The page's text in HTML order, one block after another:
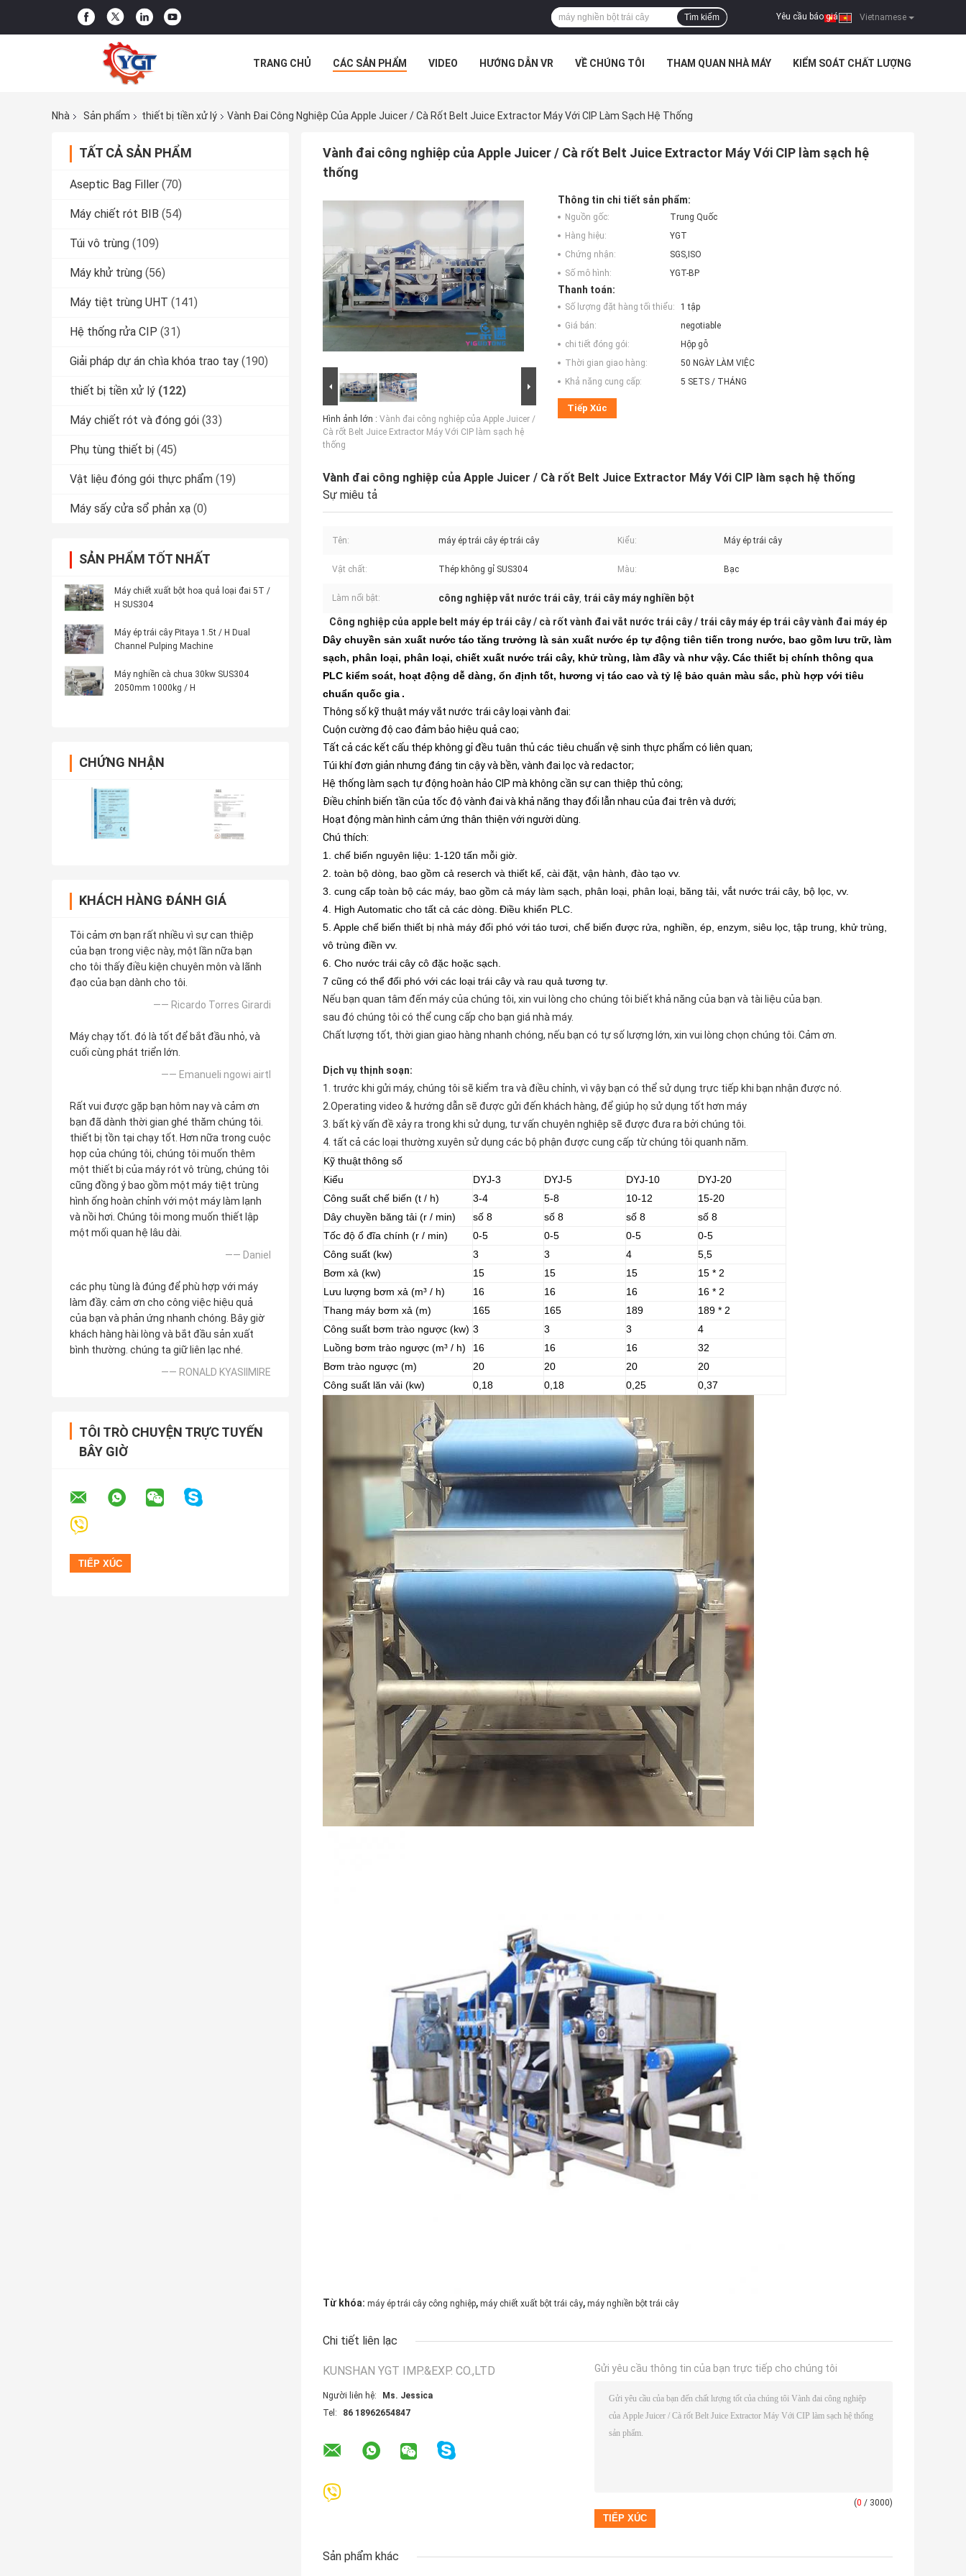
Vietnamese
Yêu cầu báo giá |
Tìm kiếm
TRANG CHỦ CÁC SẢN PHẨM VIDEO HƯỚNG DẪN VR VỀ CHÚNG TÔI THAM QUAN NHÀ MÁY KIỂM SOÁT CHẤT LƯỢNG
Nhà
Sản phẩm thiết bị tiền xử lý Vành Đai Công Nghiệp Của Apple Juicer / Cà Rốt Belt Juice Extractor Máy Với CIP Làm Sạch Hệ Thống
TẤT CẢ SẢN PHẨM
Aseptic Bag Filler (70)
Máy chiết rót BIB (54)
Túi vô trùng (109)
Máy khử trùng (56)
Máy tiệt trùng UHT (141)
Hệ thống rửa CIP (31)
Giải pháp dự án chìa khóa trao tay (190)
thiết bị tiền xử lý (122)
Máy chiết rót và đóng gói (33)
Phụ tùng thiết bị (45)
Vật liệu đóng gói thực phẩm (19)
Máy sấy cửa sổ phản xạ (0)
SẢN PHẨM TỐT NHẤT
Máy chiết xuất bột hoa quả loại đai 5T /
H SUS304
Máy ép trái cây Pitaya 1.5t / H Dual
Channel Pulping Machine
Máy nghiền cà chua 30kw SUS304
2050mm 1000kg / H
CHỨNG NHẬN
KHÁCH HÀNG ĐÁNH GIÁ
Tôi cảm ơn bạn rất nhiều vì sự can thiệp
của bạn trong việc này, một lần nữa bạn
cho tôi thấy điều kiện chuyên môn và lãnh
đạo của bạn dành cho tôi.
—— Ricardo Torres Girardi
Máy chạy tốt. đó là tốt để bắt đầu nhỏ, và
cuối cùng phát triển lớn.
—— Emanueli ngowi airtl
Rất vui được gặp bạn hôm nay và cảm ơn
bạn đã dành thời gian ghé thăm chúng tôi.
thiết bị tồn tại chạy tốt. Hơn nữa trong cuộc
họp của chúng tôi, chúng tôi muốn thêm
một thiết bị của máy rót vô trùng, chúng tôi
cũng đồng ý bao gồm một máy tiệt trùng
hình ống hoàn chỉnh với một máy làm lạnh
và nồi hơi. Chúng tôi mong muốn thiết lập
một mối quan hệ lâu dài.
—— Daniel
các phụ tùng là đúng để phù hợp với máy
làm đầy. cảm ơn cho công việc hiệu quả
của bạn và phản ứng nhanh chóng. Bây giờ
khách hàng hài lòng và bắt đầu sản xuất
bình thường. chúng ta giữ liên lạc nhé.
—— RONALD KYASIIMIRE
TÔI TRÒ CHUYỆN TRỰC TUYẾN
BÂY GIỜ
Vành đai công nghiệp của Apple Juicer / Cà rốt Belt Juice Extractor Máy Với CIP làm sạch hệ
thống
Hình ảnh lớn : Vành đai công nghiệp của Apple Juicer /
Cà rốt Belt Juice Extractor Máy Với CIP làm sạch hệ
thống
Thông tin chi tiết sản phẩm:
Nguồn gốc:
Trung Quốc
Hàng hiệu:
YGT
Chứng nhận:
SGS,ISO
Số mô hình:
YGT-BP
Thanh toán:
Số lượng đặt hàng tối thiểu:
1 tập
Giá bán:
negotiable
chi tiết đóng gói:
Hộp gỗ
Thời gian giao hàng:
50 NGÀY LÀM VIỆC
Khả năng cung cấp:
5 SETS / THÁNG
Tiếp Xúc
Vành đai công nghiệp của Apple Juicer / Cà rốt Belt Juice Extractor Máy Với CIP làm sạch hệ thống
Sự miêu tả
Tên: máy ép trái cây ép trái cây Kiểu: Máy ép trái cây
Vật chất: Thép không gỉ SUS304 Màu: Bạc
Làm nổi bật: công nghiệp vắt nước trái cây, trái cây máy nghiền bột
Công nghiệp của apple belt máy ép trái cây / cà rốt vành đai vắt nước trái cây / trái cây máy ép trái cây vành đai máy ép
Dây chuyền sản xuất nước táo tăng trưởng là sản xuất nước ép tự động tiên tiến trong nước, bao gồm lưu trữ, làm
sạch, phân loại, phân loại, chiết xuất nước trái cây, khử trùng, làm đầy và như vậy. Các thiết bị chính thông qua
PLC kiểm soát, hoạt động dễ dàng, ổn định tốt, hương vị táo cao và tỷ lệ bảo quản màu sắc, phù hợp với tiêu
chuẩn quốc gia .
Thông số kỹ thuật máy vắt nước trái cây loại vành đai:
Cuộn cường độ cao đảm bảo hiệu quả cao;
Tất cả các kết cấu thép không gỉ đều tuân thủ các tiêu chuẩn vệ sinh thực phẩm có liên quan;
Túi khí đơn giản nhưng đáng tin cậy và bền, vành đai lọc và redactor;
Hệ thống làm sạch tự động hoàn hảo CIP mà không cần sự can thiệp thủ công;
Điều chỉnh biến tần của tốc độ vành đai và khả năng thay đổi lẫn nhau của đai trên và dưới;
Hoạt động màn hình cảm ứng thân thiện với người dùng.
Chú thích:
1. chế biến nguyên liệu: 1-120 tấn mỗi giờ.
2. toàn bộ dòng, bao gồm cả reserch và thiết kế, cài đặt, vận hành, đào tạo vv.
3. cung cấp toàn bộ các máy, bao gồm cả máy làm sạch, phân loại, phân loại, băng tải, vắt nước trái cây, bộ lọc, vv.
4. High Automatic cho tất cả các dòng. Điều khiển PLC.
5. Apple chế biến thiết bị nhà máy đối phó với táo tươi, chế biến được rửa, nghiền, ép, enzym, siêu lọc, tập trung, khử trùng,
vô trùng điền vv.
6. Cho nước trái cây cô đặc hoặc sạch.
7 cũng có thể đối phó với các loại trái cây và rau quả tương tự.
Nếu bạn quan tâm đến máy của chúng tôi, xin vui lòng cho chúng tôi biết khả năng của bạn và tài liệu của bạn.
sau đó chúng tôi có thể cung cấp cho bạn giá nhà máy.
Chất lượng tốt, thời gian giao hàng nhanh chóng, nếu bạn có tự số lượng lớn, xin vui lòng chọn chúng tôi. Cảm ơn.
Dịch vụ thịnh soạn:
1. trước khi gửi máy, chúng tôi sẽ kiểm tra và điều chỉnh, vì vậy bạn có thể sử dụng trực tiếp khi bạn nhận được nó.
2.Operating video & hướng dẫn sẽ được gửi đến khách hàng, để giúp họ sử dụng tốt hơn máy
3. bất kỳ vấn đề xảy ra trong khi sử dụng, tư vấn chuyên nghiệp sẽ được đưa ra bởi chúng tôi.
4. tất cả các loại thường xuyên sử dụng các bộ phận được cung cấp từ chúng tôi quanh năm.
Kỹ thuậtthông số
Kiểu
DYJ-3 DYJ-5 DYJ-10
DYJ-20
Công suất chế biến (t / h)
3-4 5-8 10-12
15-20
Dây chuyền băng tải (r / min)
số 8 số 8 số 8
số 8
Tốc độ ổ đĩa chính (r / min)
0-5 0-5 0-5
0-5
Công suất (kw)
3 3 4
5,5
Bơm xả (kw)
15 15 15
15 * 2
Lưu lượng bơm xả (m³ / h)
16 16 16
16 * 2
Thang máy bơm xả (m)
165 165 189
189 * 2
Công suất bơm trào ngược (kw) 3 3 3
4
Luồng bơm trào ngược (m³ / h)
16 16 16
32
Bơm trào ngược (m)
20 20 20
20
Công suất lăn vải (kw)
0,18 0,18 0,25 0,37
Từ khóa: máy ép trái cây công nghiệp, máy chiết xuất bột trái cây, máy nghiền bột trái cây
Chi tiết liên lạc
KUNSHAN YGT IMP.&EXP. CO.,LTD
Người liên hệ:
Ms. Jessica
Tel:
86 18962654847
Gửi yêu cầu thông tin của bạn trực tiếp cho chúng tôi
(0 / 3000)
Sản phẩm khác